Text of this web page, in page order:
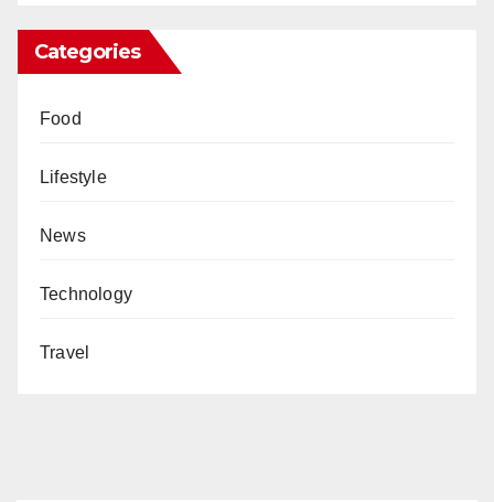
Categories
Food
Lifestyle
News
Technology
Travel